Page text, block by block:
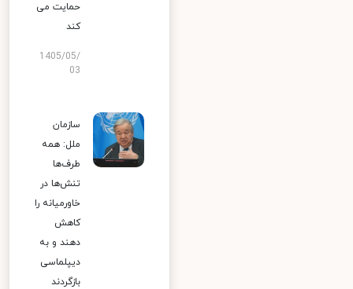
حمایت می
کند
1405/05/
03
سازمان
ملل: همه
طرف‌ها
تنش‌ها در
خاورمیانه را
کاهش
دهند و به
دیپلماسی
بازگردند